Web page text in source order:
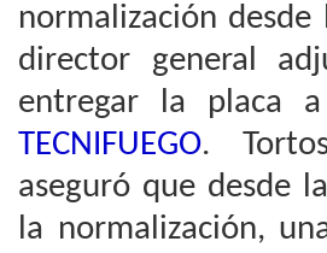
normalización
director general
entregar la placa a
TECNIFUEGO.
aseguró que desde
la normalización,